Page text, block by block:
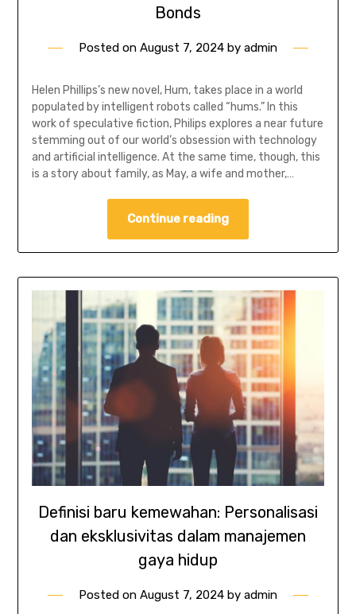
Bonds
Posted on August 7, 2024 by admin
Helen Phillips’s new novel, Hum, takes place in a world
populated by intelligent robots called “hums.” In this
work of speculative fiction, Philips explores a near future
stemming out of our world’s obsession with technology
and artificial intelligence. At the same time, though, this
is a story about family, as May, a wife and mother,…
Continue reading
Definisi baru kemewahan: Personalisasi
dan eksklusivitas dalam manajemen
gaya hidup
Posted on August 7, 2024 by admin